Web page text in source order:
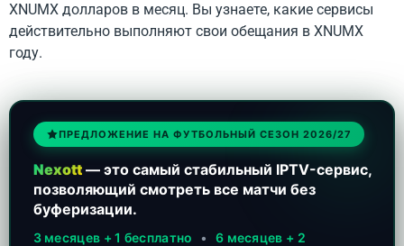
XNUMX долларов в месяц. Вы узнаете, какие сервисы
действительно выполняют свои обещания в XNUMX
году.
ПРЕДЛОЖЕНИЕ НА ФУТБОЛЬНЫЙ СЕЗОН 2026/27
Nexott— это самый стабильный IPTV-сервис,
позволяющий смотреть все матчи без
буферизации.
3 месяцев + 1 бесплатно • 6 месяцев + 2